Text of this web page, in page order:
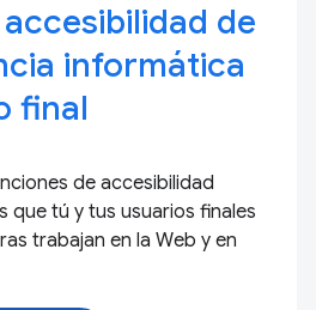
de
informática
final
de accesibilidad
que tú y tus usuarios finales
trabajan en la Web y en